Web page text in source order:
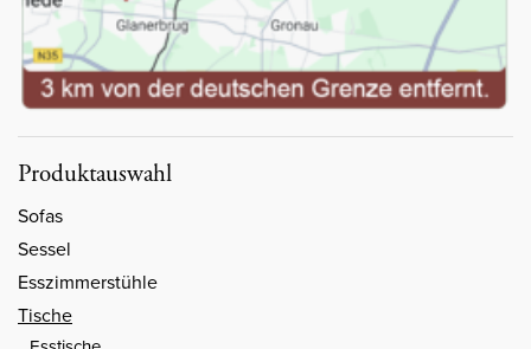
Produktauswahl
Sofas
Sessel
Esszimmerstühle
Tische